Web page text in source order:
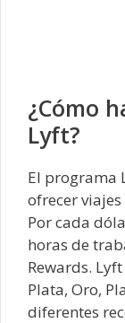
¿Cómo
Lyft?
El programa
ofrecer
Por cada
horas de
Rewards.
Plata, Oro,
diferentes